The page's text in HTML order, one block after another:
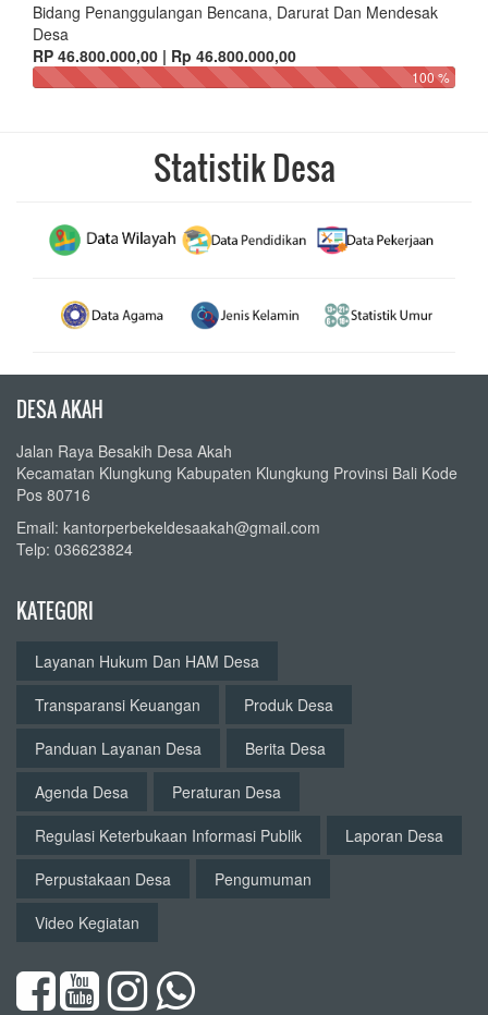
Bidang Penanggulangan Bencana, Darurat Dan Mendesak
Desa
RP 46.800.000,00 | Rp 46.800.000,00
100 %
Statistik Desa
DESA AKAH
Jalan Raya Besakih Desa Akah
Kecamatan Klungkung Kabupaten Klungkung Provinsi Bali Kode
Pos 80716
Email: kantorperbekeldesaakah@gmail.com
Telp: 036623824
KATEGORI
Layanan Hukum Dan HAM Desa
Transparansi Keuangan
Produk Desa
Panduan Layanan Desa
Berita Desa
Agenda Desa
Peraturan Desa
Regulasi Keterbukaan Informasi Publik
Laporan Desa
Perpustakaan Desa
Pengumuman
Video Kegiatan